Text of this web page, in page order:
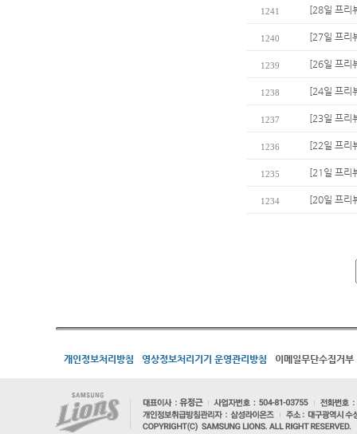
1241 [28일 프리
1240 [27일 프리
1239 [26일 프리
1238 [24일 프리
1237 [23일 프리
1236 [22일 프리
1235 [21일 프리
1234 [20일 프리
개인정보처리방침 영상정보처리기기 운영관리방침 이메일무단수집거부